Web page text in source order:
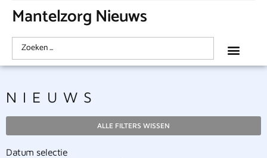
Mantelzorg Nieuws
NIEUWS
ALLE FILTERS WISSEN
Datum selectie